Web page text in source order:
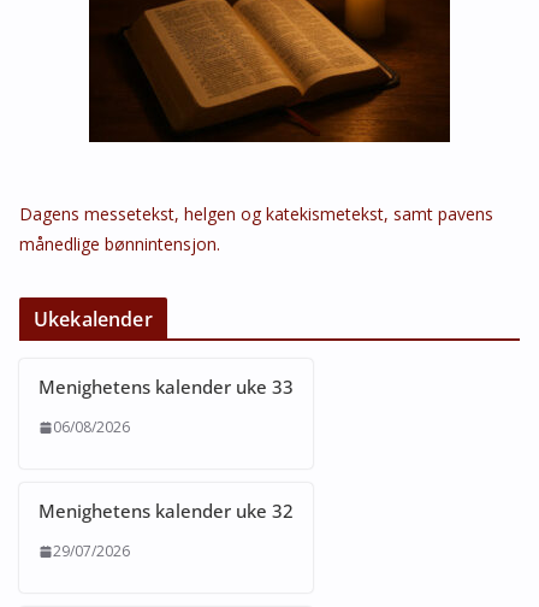
Dagens messetekst, helgen og katekismetekst, samt pavens
månedlige bønnintensjon.
Ukekalender
Menighetens kalender uke 33
06/08/2026
Menighetens kalender uke 32
29/07/2026